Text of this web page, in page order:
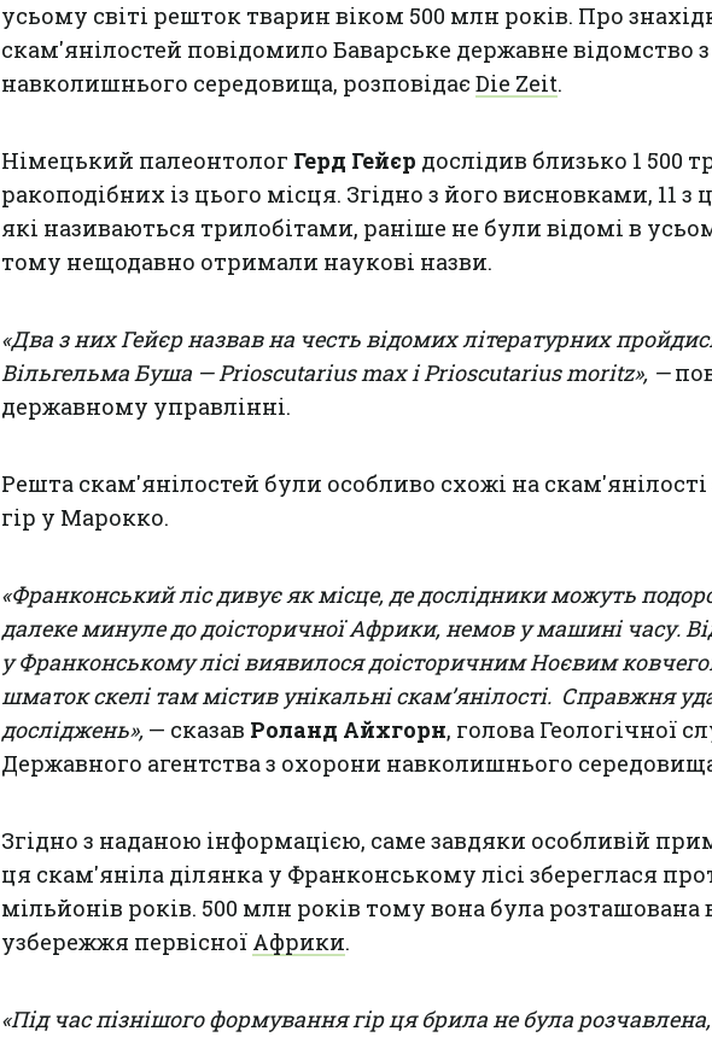
усьому світі решток тварин віком 500 млн років. Про
скам'янілостей повідомило Баварське державне відомство
навколишнього середовища, розповідає Die Zeit.
Німецький палеонтолог Герд Гейєр дослідив близько 1 500
ракоподібних із цього місця. Згідно з його висновками, 11 з
які називаються трилобітами, раніше не були відомі в
тому нещодавно отримали наукові назви.
«Два з них Гейєр назвав на честь відомих літературних
Вільгельма Буша — Prioscutarius max і Prioscutarius moritz», —
державному управлінні.
Решта скам'янілостей були особливо схожі на
гір у Марокко.
«Франконський ліс дивує як місце, де дослідники можуть
далеке минуле до доісторичної Африки, немов у машині часу.
у Франконському лісі виявилося доісторичним Ноєвим
шматок скелі там містив унікальні скам’янілості. Справжня
досліджень», — сказав Роланд Айхгорн, голова Геологічної
Державного агентства з охорони навколишнього
Згідно з наданою інформацією, саме завдяки особливій
ця скам'яніла ділянка у Франконському лісі збереглася
мільйонів років. 500 млн років тому вона була розташована
узбережжя первісної Африки.
«Під час пізнішого формування гір ця брила не була